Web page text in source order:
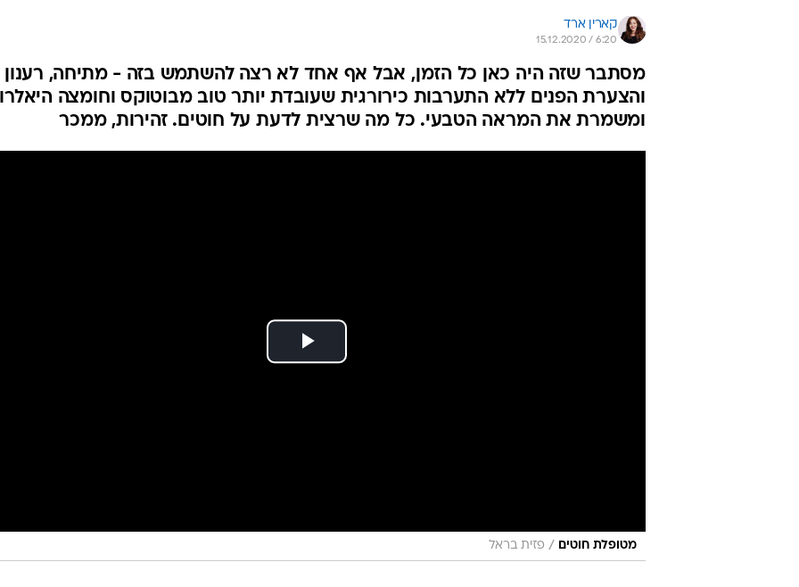
קארין ארד
15.12.2020 / 6:20
מסתבר שזה היה כאן כל הזמן, אבל אף אחד לא רצה להשתמש בזה - מתיחה, רענון
והצערת הפנים ללא התערבות כירורגית שעובדת יותר טוב מבוטוקס וחומצה
ומשמרת את המראה הטבעי. כל מה שרצית לדעת על חוטים. זהירות, ממכר
מטופלת חוטים / פזית בראל